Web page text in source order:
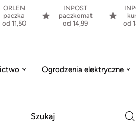
ORLEN
paczka
od 11,50
INPOST
paczkomat
od 14,99
od
Ogrodzenia elektryczne